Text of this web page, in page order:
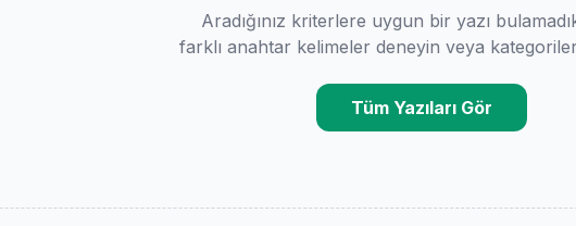
Aradığınız kriterlere uygun bir yazı
farklı anahtar kelimeler deneyin veya
Tüm Yazıları Gör